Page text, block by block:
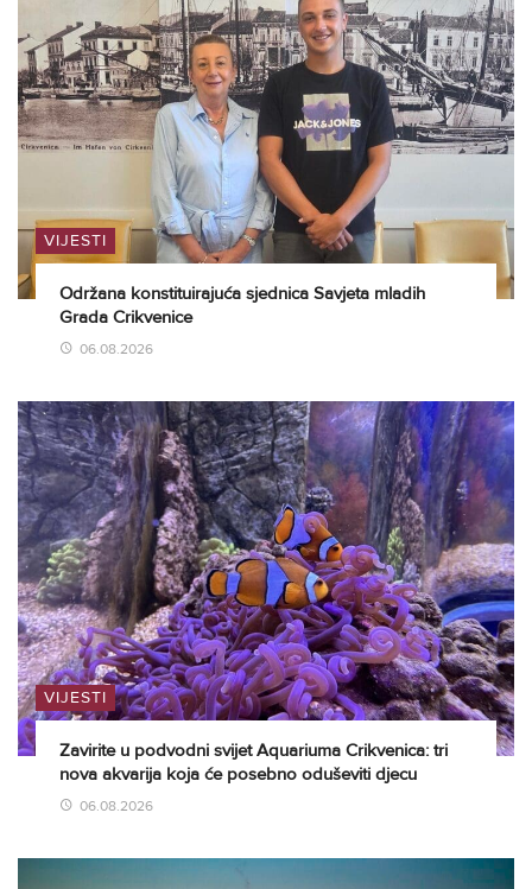
VIJESTI
Održana konstituirajuća sjednica Savjeta mladih
Grada Crikvenice
06.08.2026
VIJESTI
Zavirite u podvodni svijet Aquariuma Crikvenica: tri
nova akvarija koja će posebno oduševiti djecu
06.08.2026